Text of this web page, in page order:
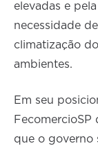
elevadas e
necessidade de
climatização
ambientes.
Em seu
FecomercioSP
que o governo